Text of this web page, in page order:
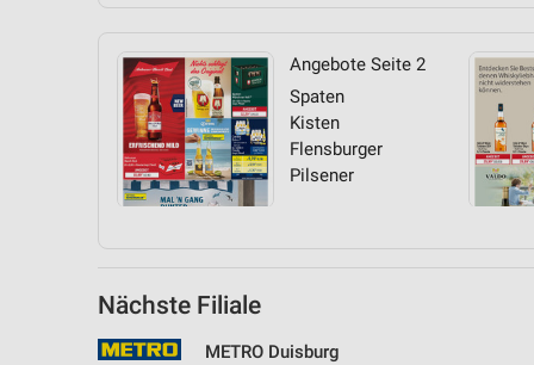
Angebote Seite 2
Spaten
Kisten
Flensburger
Pilsener
Nächste Filiale
METRO Duisburg
Verwendung genauer Standortdaten
Geräte anhand von aktiv angeforderten Informationen
Nicht-IAB-Verarbeitungszwecke: